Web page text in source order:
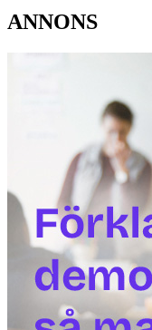
ANNONS